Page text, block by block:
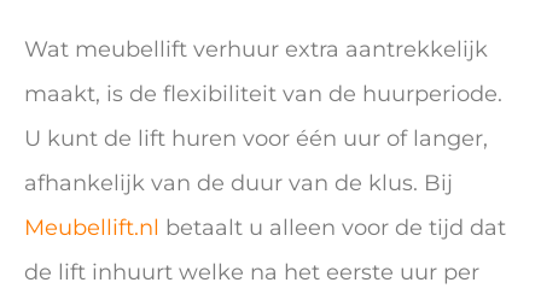
Wat meubellift verhuur extra aantrekkelijk
maakt, is de flexibiliteit van de huurperiode.
U kunt de lift huren voor één uur of langer,
afhankelijk van de duur van de klus. Bij
Meubellift.nl betaalt u alleen voor de tijd dat
de lift inhuurt welke na het eerste uur per